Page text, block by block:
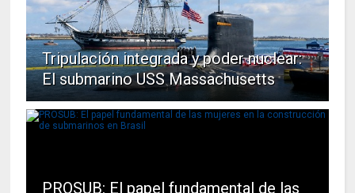
Tripulación integrada y poder nuclear:
El submarino USS Massachusetts
PROSUB: El papel fundamental de las